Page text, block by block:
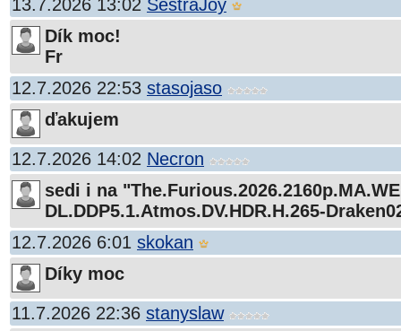
13.7.2026 13:02 SestraJoy
Dík moc!
Fr
12.7.2026 22:53 stasojaso
ďakujem
12.7.2026 14:02 Necron
sedi i na
DL.DDP5.1.Atmos.DV.HDR.H.265-
12.7.2026 6:01 skokan
Díky moc
11.7.2026 22:36 stanyslaw